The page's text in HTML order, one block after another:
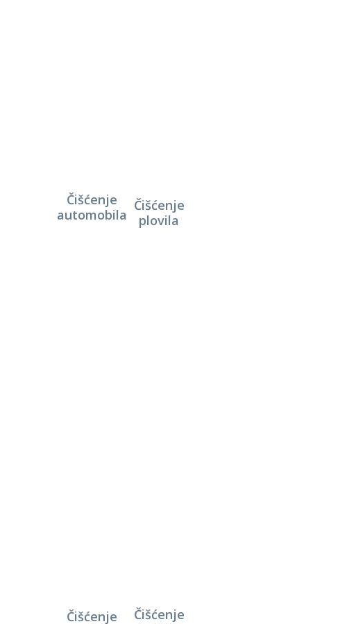
Čišćenje
automobila
Čišćenje
plovila
Čišćenje
Čišćenje